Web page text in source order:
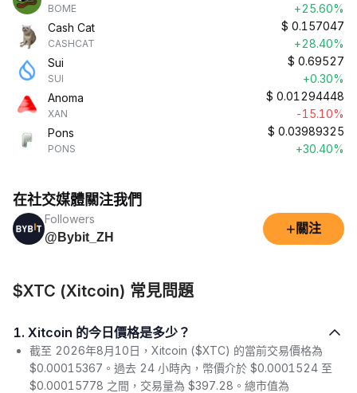
BOME
+25.60%
Cash Cat
CASHCAT
$ 0.157047
+28.40%
Sui
SUI
$ 0.69527
+0.30%
Anoma
XAN
$ 0.01294448
-15.10%
Pons
PONS
$ 0.03989325
+30.40%
在社交媒體關注我們
Followers
@Bybit_ZH
+ 關注
$XTC (Xitcoin) 常見問題
1. Xitcoin 的今日價格是多少？
截至 2026年8月10日，Xitcoin ($XTC) 的當前交易價格為
$0.00015367。過去 24 小時內，幣價介於 $0.0001524 至
$0.00015778 之間，交易量為 $397.28。總市值為